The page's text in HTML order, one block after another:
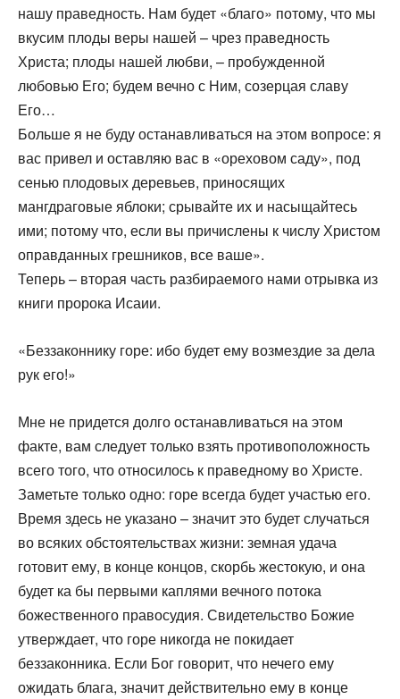
нашу праведность. Нам будет «благо» потому, что мы
вкусим плоды веры нашей – чрез праведность
Христа; плоды нашей любви, – пробужденной
любовью Его; будем вечно с Ним, созерцая славу
Его…
Больше я не буду останавливаться на этом вопросе: я
вас привел и оставляю вас в «ореховом саду», под
сенью плодовых деревьев, приносящих
мангдраговые яблоки; срывайте их и насыщайтесь
ими; потому что, если вы причислены к числу Христом
оправданных грешников, все ваше».
Теперь – вторая часть разбираемого нами отрывка из
книги пророка Исаии.
«Беззаконнику горе: ибо будет ему возмездие за дела
рук его!»
Мне не придется долго останавливаться на этом
факте, вам следует только взять противоположность
всего того, что относилось к праведному во Христе.
Заметьте только одно: горе всегда будет участью его.
Время здесь не указано – значит это будет случаться
во всяких обстоятельствах жизни: земная удача
готовит ему, в конце концов, скорбь жестокую, и она
будет ка бы первыми каплями вечного потока
божественного правосудия. Свидетельство Божие
утверждает, что горе никогда не покидает
беззаконника. Если Бог говорит, что нечего ему
ожидать блага, значит действительно ему в конце